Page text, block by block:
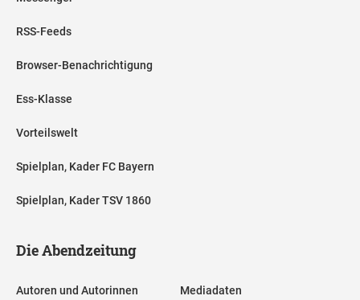
RSS-Feeds
Browser-Benachrichtigung
Ess-Klasse
Vorteilswelt
Spielplan, Kader FC Bayern
Spielplan, Kader TSV 1860
Die Abendzeitung
Autoren und Autorinnen Mediadaten